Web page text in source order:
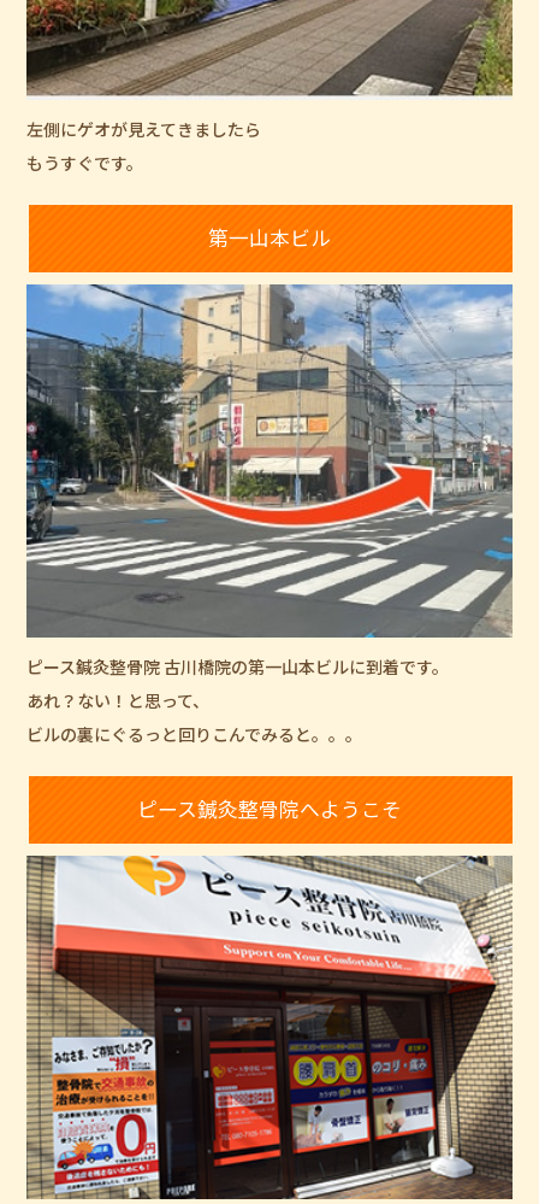
左側にゲオが見えてきましたら
もうすぐです。
第一山本ビル
ピース鍼灸整骨院 古川橋院の第一山本ビルに到着です。
あれ？ない！と思って、
ビルの裏にぐるっと回りこんでみると。。。
ピース鍼灸整骨院へようこそ